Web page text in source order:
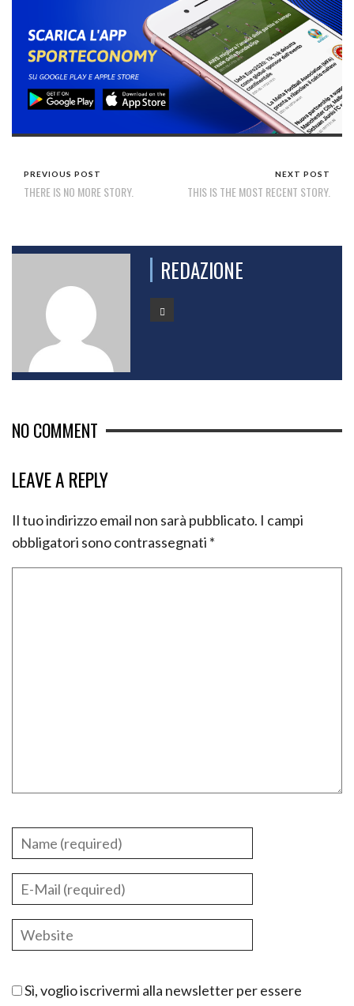
PREVIOUS POST
THERE IS NO MORE STORY.
NEXT POST
THIS IS THE MOST RECENT STORY.
REDAZIONE
NO COMMENT
LEAVE A REPLY
Il tuo indirizzo email non sarà pubblicato. I campi
obbligatori sono contrassegnati *
Sì, voglio iscrivermi alla newsletter per essere